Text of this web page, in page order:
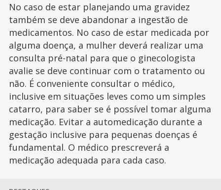
No caso de estar planejando uma gravidez
também se deve abandonar a ingestão de
medicamentos. No caso de estar medicada por
alguma doença, a mulher deverá realizar uma
consulta pré-natal para que o ginecologista
avalie se deve continuar com o tratamento ou
não. É conveniente consultar o médico,
inclusive em situações leves como um simples
catarro, para saber se é possível tomar alguma
medicação. Evitar a automedicação durante a
gestação inclusive para pequenas doenças é
fundamental. O médico prescreverá a
medicação adequada para cada caso.